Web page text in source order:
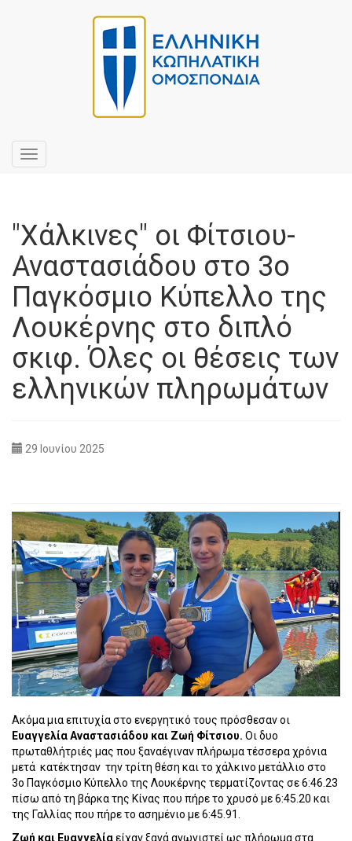
Toggle
navigation
"Χάλκινες" οι Φίτσιου-
Αναστασιάδου στο 3ο
Παγκόσμιο Κύπελλο της
Λουκέρνης στο διπλό
σκιφ. Όλες οι θέσεις των
ελληνικών πληρωμάτων
29 Ιουνίου 2025
Ακόμα μια επιτυχία στο ενεργητικό τους πρόσθεσαν οι
Ευαγγελία Αναστασιάδου και Ζωή Φίτσιου. Οι δυο
πρωταθλήτριές μας που ξαναέγιναν πλήρωμα τέσσερα χρόνια
μετά κατέκτησαν την τρίτη θέση και το χάλκινο μετάλλιο στο
3ο Παγκόσμιο Κύπελλο της Λουκέρνης τερματίζοντας σε 6:46.23
πίσω από τη βάρκα της Κίνας που πήρε το χρυσό με 6:45.20 και
της Γαλλίας που πήρε το ασημένιο με 6:45.91.
Ζωή και Ευαγγελίαείχαν ξανά αγωνιστεί ως πλήρωμα στα